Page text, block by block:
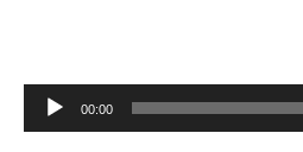
Reproductor
de
00:00